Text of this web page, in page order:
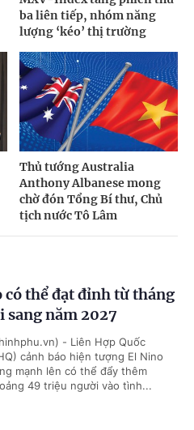
ba liên tiếp, nhóm năng
lượng ‘kéo’ thị trường
Thủ tướng Australia
Anthony Albanese mong
chờ đón Tổng Bí thư, Chủ
tịch nước Tô Lâm
có thể đạt đỉnh từ tháng
sang năm 2027
- Liên Hợp Quốc
cảnh báo hiện tượng El Nino
mạnh lên có thể đẩy thêm
49 triệu người vào tình...